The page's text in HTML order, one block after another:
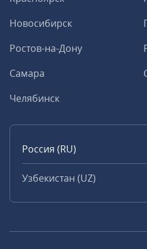
Новосибирск
Ростов-на-Дону
Самара
Челябинск
Россия (RU)
Узбекистан (UZ)